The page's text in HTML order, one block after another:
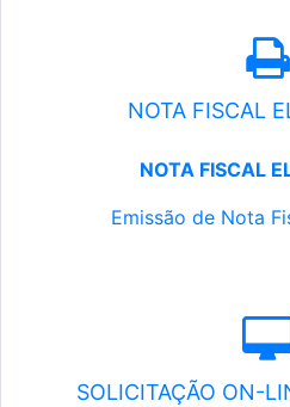
NOTA FISCAL
NOTA FISCAL
Emissão de Nota
SOLICITAÇÃO ON-